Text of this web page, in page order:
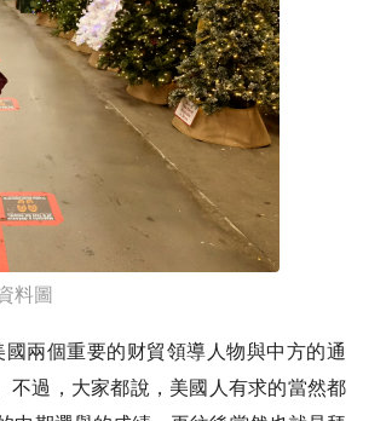
料圖
兩個重要的财貿領導人物與中方的通
不過，大家都說，美國人有求的當然都